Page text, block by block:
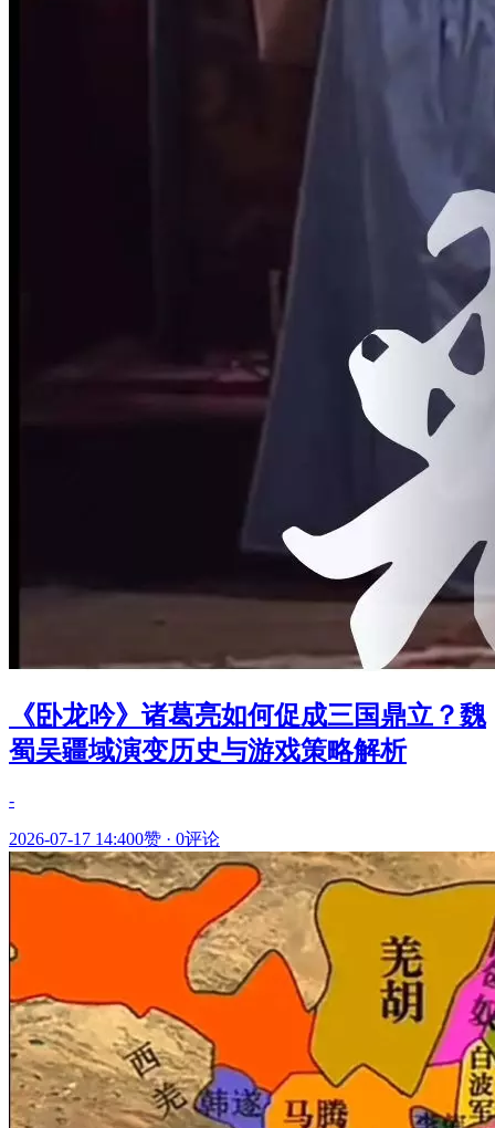
《卧龙吟》诸葛亮如何促成三国鼎立？魏
蜀吴疆域演变历史与游戏策略解析
-
2026-07-17 14:400赞 · 0评论